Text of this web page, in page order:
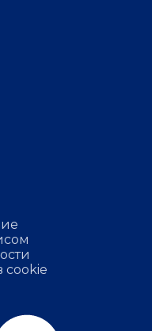
cookie